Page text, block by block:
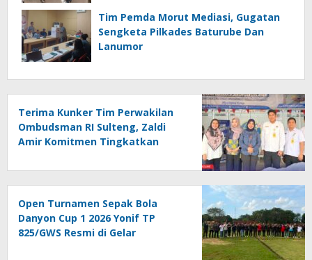
Tim Pemda Morut Mediasi, Gugatan
Sengketa Pilkades Baturube Dan
Lanumor
Terima Kunker Tim Perwakilan
Ombudsman RI Sulteng, Zaldi
Amir Komitmen Tingkatkan
Akuntabel Bebas Mal
Administrasi
Open Turnamen Sepak Bola
Danyon Cup 1 2026 Yonif TP
825/GWS Resmi di Gelar